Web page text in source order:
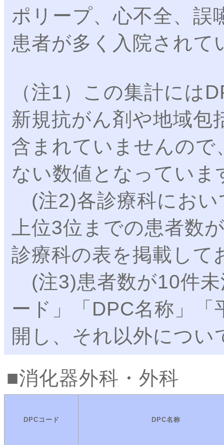
ポリープ、心不全、誤
患者が多く入院されて
（注1）この集計には
新規抗がん剤や地域包
含まれていませんので
ない数値となっていま
(注2)各診療科におい
上位3位までの患者数
診療科の表を掲載して
(注3)患者数が10件未
ード」「DPC名称」
開し、それ以外につ
消化器外科・外科
DPCコード DPC名称